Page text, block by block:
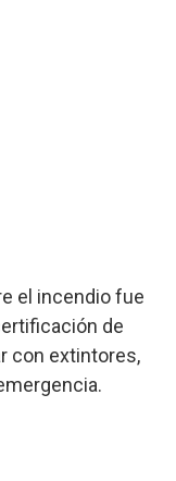
el incendio fue
de
con extintores,